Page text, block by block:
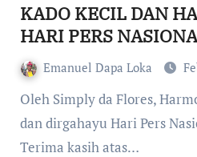
KADO KECIL DAN
HARI PERS
Emanuel Dapa Loka
Oleh Simply da Flores, Harmony Intitute Selamat
dan dirgahayu Hari Pers
Terima kasih atas…